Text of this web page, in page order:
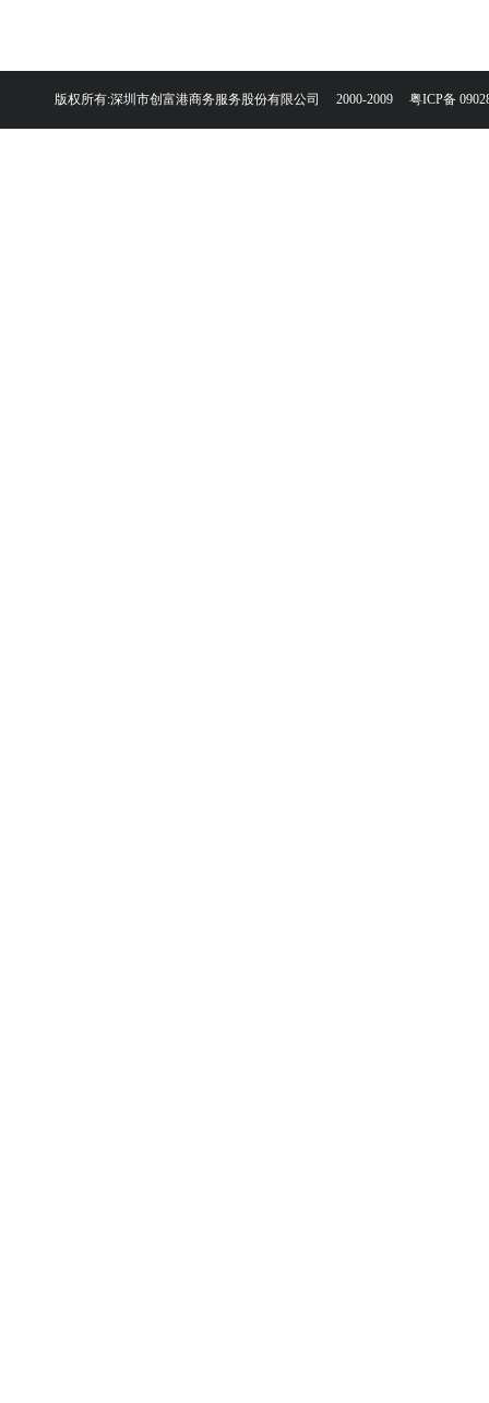
版权所有:深圳市创富港商务服务股份有限公司 2000-2009 粤ICP备